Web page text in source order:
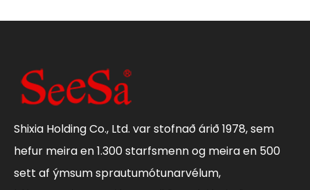
Shixia Holding Co., Ltd. var stofnað árið 1978, sem
hefur meira en 1.300 starfsmenn og meira en 500
sett af ýmsum sprautumótunarvélum,